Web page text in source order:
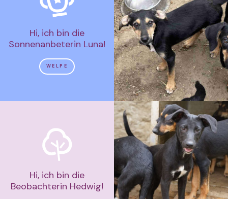
Hi, ich bin die
Sonnenanbeterin Luna!
WELPE
Hi, ich bin die
Beobachterin Hedwig!